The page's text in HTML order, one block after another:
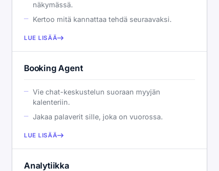
näkymässä.
Kertoo mitä kannattaa tehdä seuraavaksi.
LUE LISÄÄ
Booking Agent
Vie chat-keskustelun suoraan myyjän
kalenteriin.
Jakaa palaverit sille, joka on vuorossa.
LUE LISÄÄ
Analytiikka